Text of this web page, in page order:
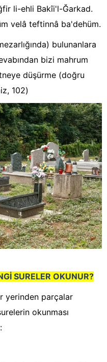
li-ehli Bakîi'l-Ğarkad.
velâ teftinnâ ba'dehüm.
bulunanlara
bizi mahrum
düşürme (doğru
102)
SURELER OKUNUR?
yerinden parçalar
okunması